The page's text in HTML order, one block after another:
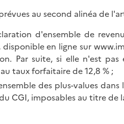
au second alinéa de
d'ensemble de
disponible en ligne sur
Par suite, si elle n'est pas
taux forfaitaire de 12,8 % ;
des plus-values
CGI, imposables au titre de